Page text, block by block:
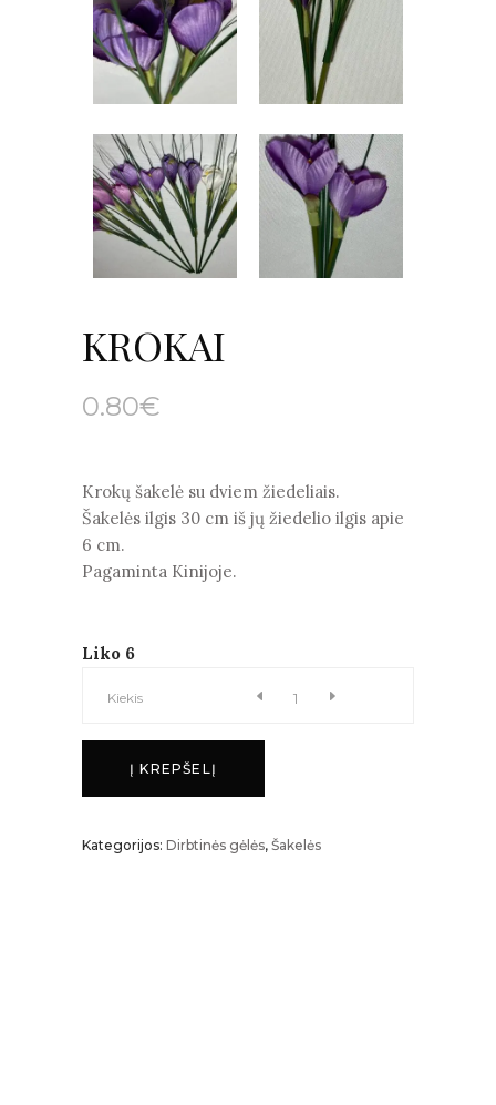
KROKAI
0.80€
Krokų šakelė su dviem žiedeliais.
Šakelės ilgis 30 cm iš jų žiedelio ilgis apie
6 cm.
Pagaminta Kinijoje.
Liko 6
KROKAI
Kiekis
Į KREPŠELĮ
Kategorijos: Dirbtinės gėlės, Šakelės